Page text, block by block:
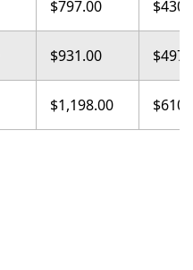
$797.00
$931.00
$1,198.00